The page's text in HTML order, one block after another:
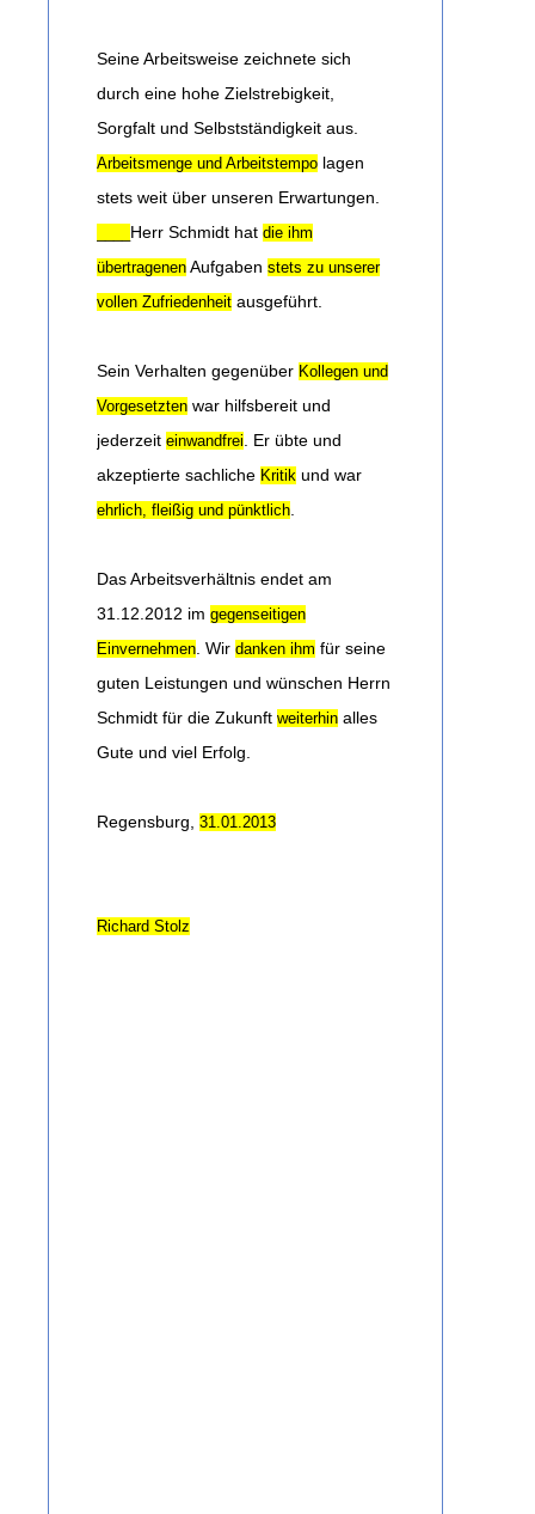
Seine Arbeitsweise zeichnete sich
durch eine hohe Zielstrebigkeit,
Sorgfalt und Selbstständigkeit aus.
Arbeitsmenge und Arbeitstempo lagen
stets weit über unseren Erwartungen.
Herr Schmidt hat die ihm
übertragenen Aufgaben stets zu unserer
vollen Zufriedenheit ausgeführt.
Sein Verhalten gegenüber Kollegen und
Vorgesetzten war hilfsbereit und
jederzeit einwandfrei . Er übte und
akzeptierte sachliche Kritik und war
ehrlich, fleißig und pünktlich
Das Arbeitsverhältnis endet am
31.12.2012 im gegenseitigen
Einvernehmen . Wir danken ihm für seine
guten Leistungen und wünschen Herrn
Schmidt für die Zukunft weiterhin alles
Gute und viel Erfolg.
Regensburg, 31.01.2013
Richard Stolz